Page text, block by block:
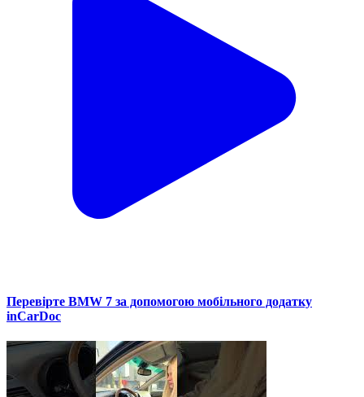
Перевірте BMW 7 за допомогою мобільного додатку
inCarDoc